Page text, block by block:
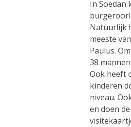
In Soedan
Natuurlijk
meeste
Paulus.
38
Ook heeft
kinderen
niveau.
en doen